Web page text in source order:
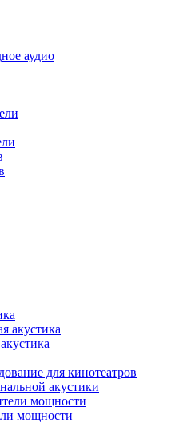
аудио
акустика
для кинотеатров
акустики
мощности
мощности